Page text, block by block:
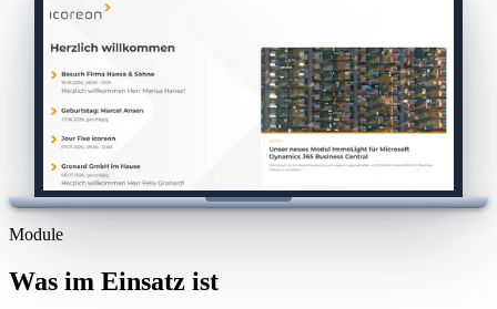
Module
Was im Einsatz ist